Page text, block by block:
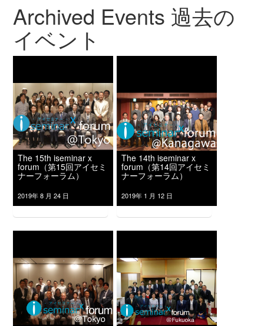
Archived Events 過去の
イベント
The 15th iseminar x
forum（第15回アイセミ
ナーフォーラム）
2019年 8 月 24 日
The 14th iseminar x
forum（第14回アイセミ
ナーフォーラム）
2019年 1 月 12 日